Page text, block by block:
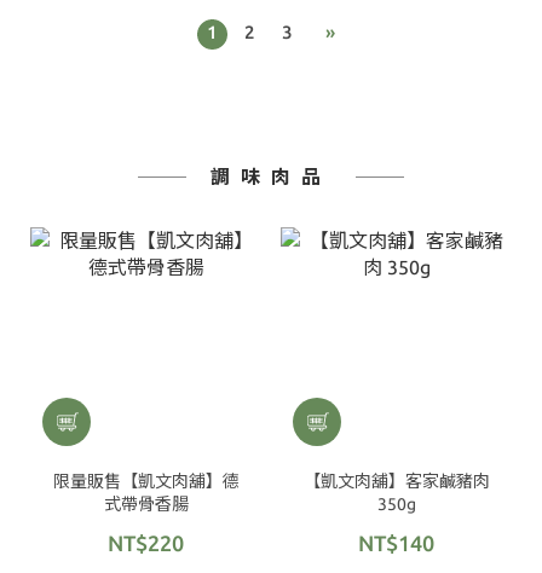
1 2 3 »
調味肉品
限量販售【凱文肉舖】德
式帶骨香腸
NT$220
【凱文肉舖】客家鹹豬肉
350g
NT$140